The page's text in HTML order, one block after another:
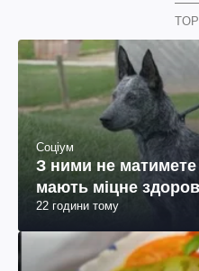
Соціум
З ними не матимете
мають міцне
22 години тому